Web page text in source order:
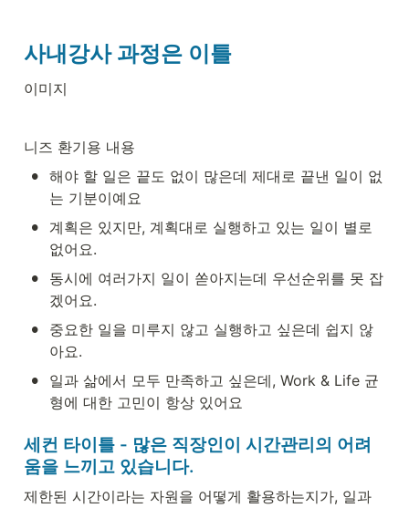
사내강사 과정은 이틀
이미지
니즈 환기용 내용
• 해야 할 일은 끝도 없이 많은데 제대로 끝낸 일이 없
는 기분이예요
•
계획은 있지만, 계획대로 실행하고 있는 일이 별로
없어요.
•
동시에 여러가지 일이 쏟아지는데 우선순위를 못 잡
겠어요.
•
중요한 일을 미루지 않고 실행하고 싶은데 쉽지 않
아요.
•
일과 삶에서 모두 만족하고 싶은데, Work & Life 균
형에 대한 고민이 항상 있어요
세컨 타이틀 - 많은 직장인이 시간관리의 어려
움을 느끼고 있습니다.
제한된 시간이라는 자원을 어떻게 활용하는지가, 일과